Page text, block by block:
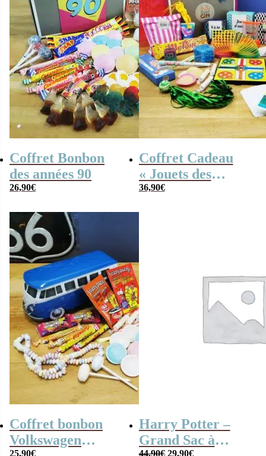
Coffret Bonbon
des années 90
26,90€
Coffret Cadeau
« Jouets des
années 80 » –
36,90€
Coffret bonbon
Volkswagen
25,90€
Harry Potter –
Grand Sac à
44,90€ Le
29,90€Le